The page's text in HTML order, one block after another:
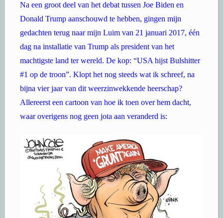
Na een groot deel van het debat tussen Joe Biden en
Donald Trump aanschouwd te hebben, gingen mijn
gedachten terug naar mijn Luim van 21 januari 2017, één
dag na installatie van Trump als president van het
machtigste land ter wereld. De kop: “USA hijst Bulshitter
#1 op de troon”. Klopt het nog steeds wat ik schreef, na
bijna vier jaar van dit weerzinwekkende heerschap?
Allereerst een cartoon van hoe ik toen over hem dacht,
waar overigens nog geen jota aan veranderd is: